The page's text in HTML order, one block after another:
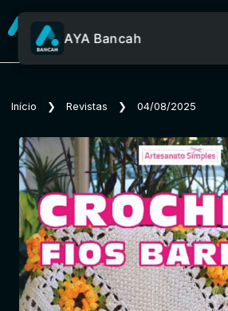
Sobre o
AYA Bancah
Início ❯ Revistas ❯ 04/08/2025